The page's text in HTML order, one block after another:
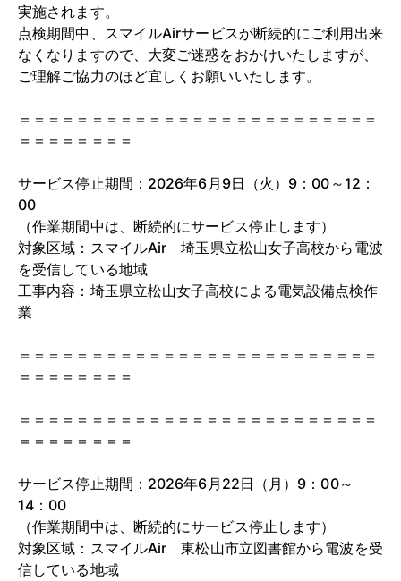
実施されます。
点検期間中、スマイルAirサービスが断続的にご利用出来
なくなりますので、大変ご迷惑をおかけいたしますが、
ご理解ご協力のほど宜しくお願いいたします。
＝＝＝＝＝＝＝＝＝＝＝＝＝＝＝＝＝＝＝＝＝＝＝＝＝
＝＝＝＝＝＝＝＝
サービス停止期間：2026年6月9日（火）9：00～12：
00
（作業期間中は、断続的にサービス停止します）
対象区域：スマイルAir 埼玉県立松山女子高校から電波
を受信している地域
工事内容：埼玉県立松山女子高校による電気設備点検作
業
＝＝＝＝＝＝＝＝＝＝＝＝＝＝＝＝＝＝＝＝＝＝＝＝＝
＝＝＝＝＝＝＝＝
＝＝＝＝＝＝＝＝＝＝＝＝＝＝＝＝＝＝＝＝＝＝＝＝＝
＝＝＝＝＝＝＝＝
サービス停止期間：2026年6月22日（月）9：00～
14：00
（作業期間中は、断続的にサービス停止します）
対象区域：スマイルAir 東松山市立図書館から電波を受
信している地域